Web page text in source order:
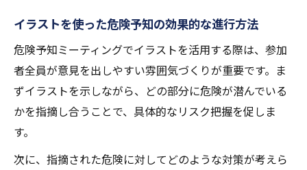
イラストを使った危険予知の効果的な進行方法
危険予知ミーティングでイラストを活用する際は、参加
者全員が意見を出しやすい雰囲気づくりが重要です。ま
ずイラストを示しながら、どの部分に危険が潜んでいる
かを指摘し合うことで、具体的なリスク把握を促しま
す。
次に、指摘された危険に対してどのような対策が考えら